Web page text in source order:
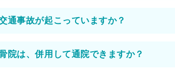
通事故が起こっていますか？
院は、併用して通院できますか？